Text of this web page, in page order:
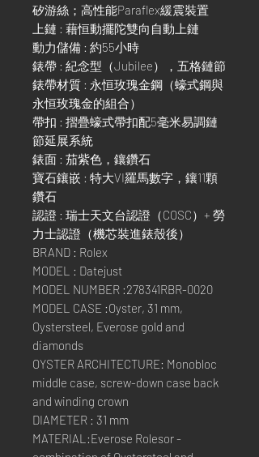
矽游絲；高性能Paraflex緩震裝置
上鏈 : 藉恒動擺陀雙向自動上鏈
動力儲備 : 約55小時
錶帶 : 紀念型（Jubilee），五格鏈節
錶帶材質 : 永恒玫瑰金鋼（蠔式鋼與
永恒玫瑰金的組合）
帶扣 : 摺疊蠔式帶扣配5毫米易調鏈
節延展系統
錶面 : 茄紫色，鑲鑽石
寶石鑲嵌 : 特大VI羅馬數字，鑲11顆
鑽石
認證 : 瑞士天文台認證（COSC）+ 勞
力士認證（機芯裝進錶殼後）
BRAND : Rolex
MODEL : Datejust
MODEL NUMBER :278341RBR-0020
MODEL CASE :Oyster, 31 mm,
Oystersteel, Everose gold and
diamonds
OYSTER ARCHITECTURE: Monobloc
middle case, screw-down case back
and winding crown
DIAMETER : 31 mm
MATERIAL:Everose Rolesor -